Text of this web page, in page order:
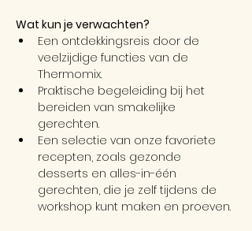
Wat kun je verwachten?
Een ontdekkingsreis door de
veelzijdige functies van de
Thermomix.
Praktische begeleiding bij het
bereiden van smakelijke
gerechten.
Een selectie van onze favoriete
recepten, zoals gezonde
desserts en alles-in-één
gerechten, die je zelf tijdens de
workshop kunt maken en proeven.